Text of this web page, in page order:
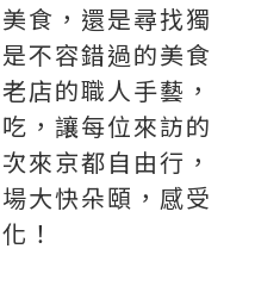
食，還是尋找獨
不容錯過的美食
店的職人手藝，
，讓每位來訪的
來京都自由行，
大快朵頤，感受
！